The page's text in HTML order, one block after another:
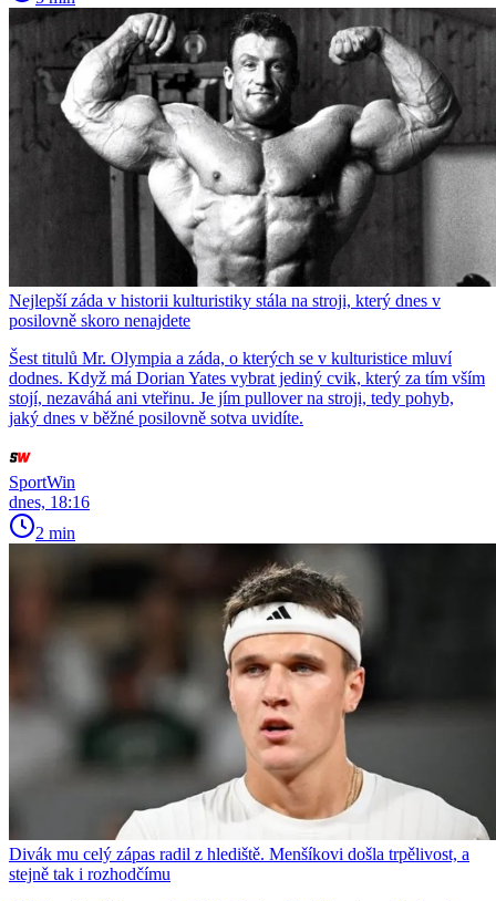
Nejlepší záda v historii kulturistiky stála na stroji, který dnes v
posilovně skoro nenajdete
Šest titulů Mr. Olympia a záda, o kterých se v kulturistice mluví
dodnes. Když má Dorian Yates vybrat jediný cvik, který za tím vším
stojí, nezaváhá ani vteřinu. Je jím pullover na stroji, tedy pohyb,
jaký dnes v běžné posilovně sotva uvidíte.
SportWin
dnes, 18:16
2 min
Divák mu celý zápas radil z hlediště. Menšíkovi došla trpělivost, a
stejně tak i rozhodčímu